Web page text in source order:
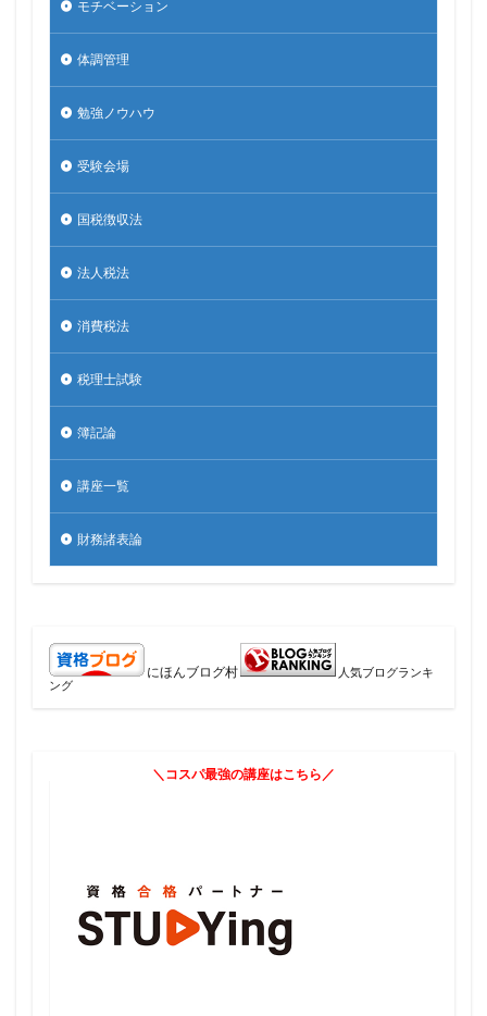
モチベーション
体調管理
勉強ノウハウ
受験会場
国税徴収法
法人税法
消費税法
税理士試験
簿記論
講座一覧
財務諸表論
にほんブログ村
人気ブログランキ
ング
＼コスパ最強の講座はこちら／